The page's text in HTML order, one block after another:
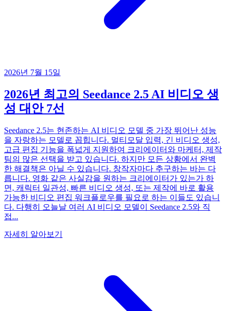
2026년 7월 15일
2026년 최고의 Seedance 2.5 AI 비디오 생
성 대안 7선
Seedance 2.5는 현존하는 AI 비디오 모델 중 가장 뛰어난 성능
을 자랑하는 모델로 꼽힙니다. 멀티모달 입력, 긴 비디오 생성,
고급 편집 기능을 폭넓게 지원하여 크리에이터와 마케터, 제작
팀의 많은 선택을 받고 있습니다. 하지만 모든 상황에서 완벽
한 해결책은 아닐 수 있습니다. 창작자마다 추구하는 바는 다
릅니다. 영화 같은 사실감을 원하는 크리에이터가 있는가 하
면, 캐릭터 일관성, 빠른 비디오 생성, 또는 제작에 바로 활용
가능한 비디오 편집 워크플로우를 필요로 하는 이들도 있습니
다. 다행히 오늘날 여러 AI 비디오 모델이 Seedance 2.5와 직
접...
자세히 알아보기